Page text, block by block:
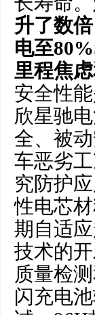
升了数
电至
里程焦虑
安全性
欣星驰
全、被
车恶劣
究防护
性电芯
期自适
技术的
质量检
闪充电